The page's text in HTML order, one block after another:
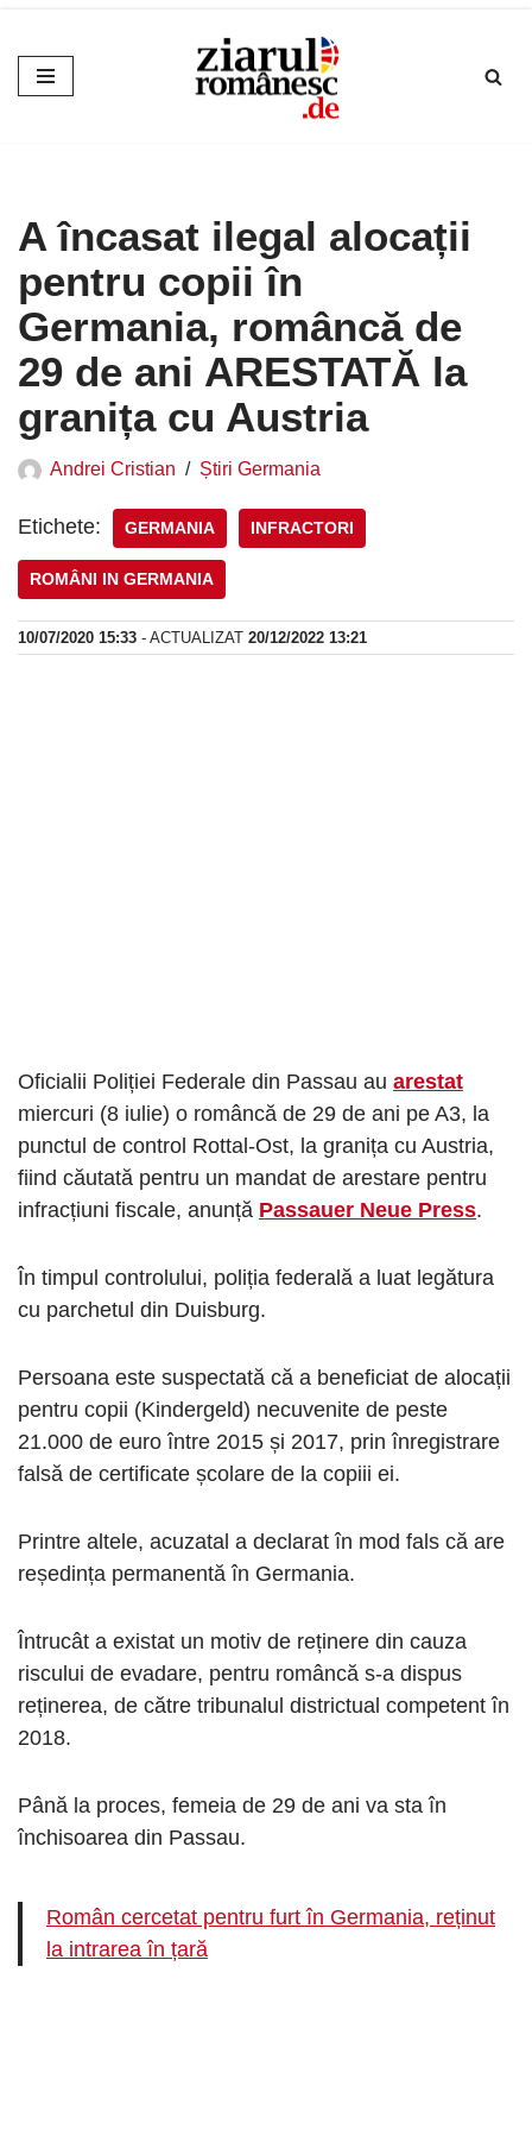
Sari
la
A încasat ilegal alocații
pentru copii în
Germania, româncă de
29 de ani ARESTATĂ la
granița cu Austria
Andrei Cristian Știri Germania
Etichete: GERMANIA INFRACTORI
ROMÂNI IN GERMANIA
10/07/2020 15:33 - ACTUALIZAT 20/12/2022 13:21
Oficialii Poliției Federale din Passau au arestat
miercuri (8 iulie) o româncă de 29 de ani pe A3, la
punctul de control Rottal-Ost, la granița cu Austria,
fiind căutată pentru un mandat de arestare pentru
infracțiuni fiscale, anunță Passauer Neue Press.
În timpul controlului, poliția federală a luat legătura
cu parchetul din Duisburg.
Persoana este suspectată că a beneficiat de alocații
pentru copii (Kindergeld) necuvenite de peste
21.000 de euro între 2015 și 2017, prin înregistrare
falsă de certificate școlare de la copiii ei.
Printre altele, acuzatal a declarat în mod fals că are
reședința permanentă în Germania.
Întrucât a existat un motiv de reținere din cauza
riscului de evadare, pentru româncă s-a dispus
reținerea, de către tribunalul districtual competent în
2018.
Până la proces, femeia de 29 de ani va sta în
închisoarea din Passau.
Român cercetat pentru furt în Germania, reținut
la intrarea în țară